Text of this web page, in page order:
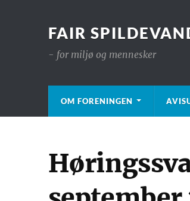
FAIR
- for miljø og mennesker
OM FORENINGEN